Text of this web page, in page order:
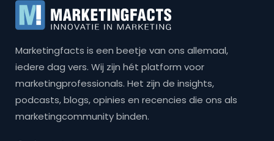
Marketingfacts is een beetje van ons allemaal,
iedere dag vers. Wij zijn hét platform voor
marketingprofessionals. Het zijn de insights,
podcasts, blogs, opinies en recencies die ons als
marketingcommunity binden.